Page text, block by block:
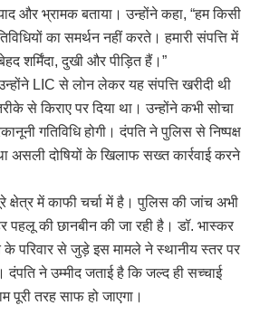
और भ्रामक बताया। उन्होंने कहा, “हम किसी
का समर्थन नहीं करते। हमारी संपत्ति में
शर्मिंदा, दुखी और पीड़ित हैं।”
उन्होंने LIC से लोन लेकर यह संपत्ति खरीदी थी
से किराए पर दिया था। उन्होंने कभी सोचा
गतिविधि होगी। दंपति ने पुलिस से निष्पक्ष
असली दोषियों के खिलाफ सख्त कार्रवाई करने
क्षेत्र में काफी चर्चा में है। पुलिस की जांच अभी
पहलू की छानबीन की जा रही है। डॉ. भास्कर
के परिवार से जुड़े इस मामले ने स्थानीय स्तर पर
ने उम्मीद जताई है कि जल्द ही सच्चाई
तरह साफ हो जाएगा।